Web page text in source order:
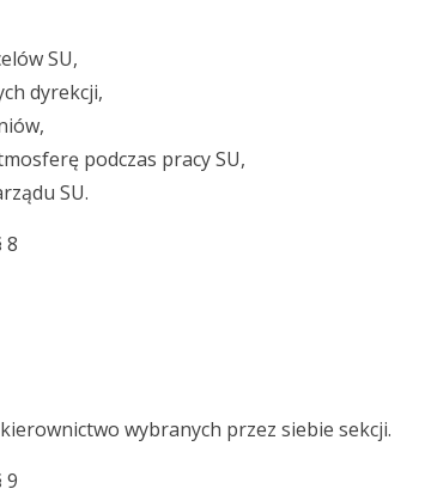
SU,
dyrekcji,
podczas pracy SU,
SU.
8
wybranych przez siebie sekcji.
9